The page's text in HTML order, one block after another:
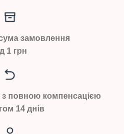
замовлення
1 грн
повною компенсацією
14 днів